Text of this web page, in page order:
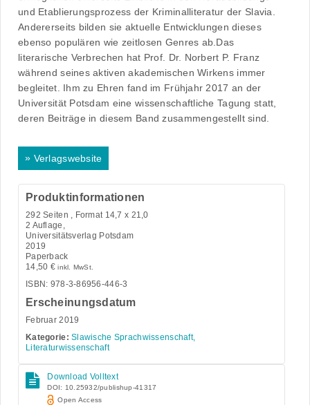
und Etablierungsprozess der Kriminalliteratur der Slavia.
Andererseits bilden sie aktuelle Entwicklungen dieses
ebenso populären wie zeitlosen Genres ab.Das
literarische Verbrechen hat Prof. Dr. Norbert P. Franz
während seines aktiven akademischen Wirkens immer
begleitet. Ihm zu Ehren fand im Frühjahr 2017 an der
Universität Potsdam eine wissenschaftliche Tagung statt,
deren Beiträge in diesem Band zusammengestellt sind.
» Verlagswebsite
Produktinformationen
292 Seiten , Format 14,7 x 21,0
2 Auflage,
Universitätsverlag Potsdam
2019
Paperback
14,50 € inkl. MwSt.
ISBN: 978-3-86956-446-3
Erscheinungsdatum
Februar 2019
Kategorie: Slawische Sprachwissenschaft,
Literaturwissenschaft
Download Volltext
DOI: 10.25932/publishup-41317
Open Access